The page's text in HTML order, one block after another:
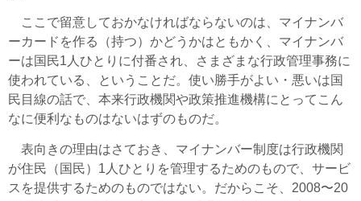
ここで留意しておかなければならないのは、マイナンバ
ーカードを作る（持つ）かどうかはともかく、マイナンバ
ーは国民1人ひとりに付番され、さまざまな行政管理事務に
使われている、ということだ。使い勝手がよい・悪いは国
民目線の話で、本来行政機関や政策推進機構にとってこん
なに便利なものはないはずのものだ。
表向きの理由はさておき、マイナンバー制度は行政機関
が住民（国民）1人ひとりを管理するためのもので、サービ
スを提供するためのものではない。だからこそ、2008〜20